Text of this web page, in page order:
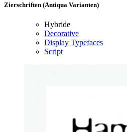
Zierschriften (Antiqua Varianten)
Hybride
Decorative
Display Typefaces
Script